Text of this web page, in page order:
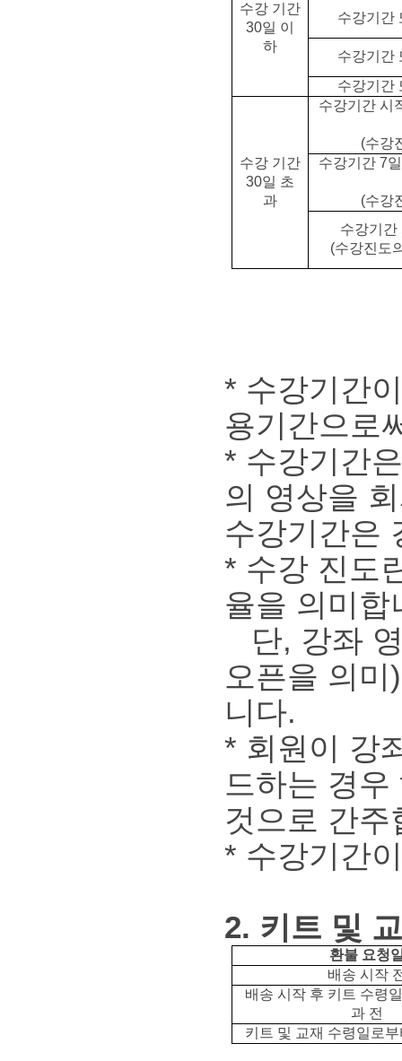
수강 기간
30일 이
하
수강기간
수강기간
수강기간
수강 기간
30일 초
과
수강기간 시
(수강
수강기간 7
(수강
수강기간
(수강진도
* 수강기간
용기간으로
* 수강기간
의 영상을
수강기간은
* 수강 진도
율을 의미합
단, 강좌
오픈을 의
니다.
* 회원이 강
드하는 경
것으로 간주
* 수강기간
2. 키트 및
환불 요청
배송 시작
배송 시작 후 키트 수령
과 전
키트 및 교재 수령일로